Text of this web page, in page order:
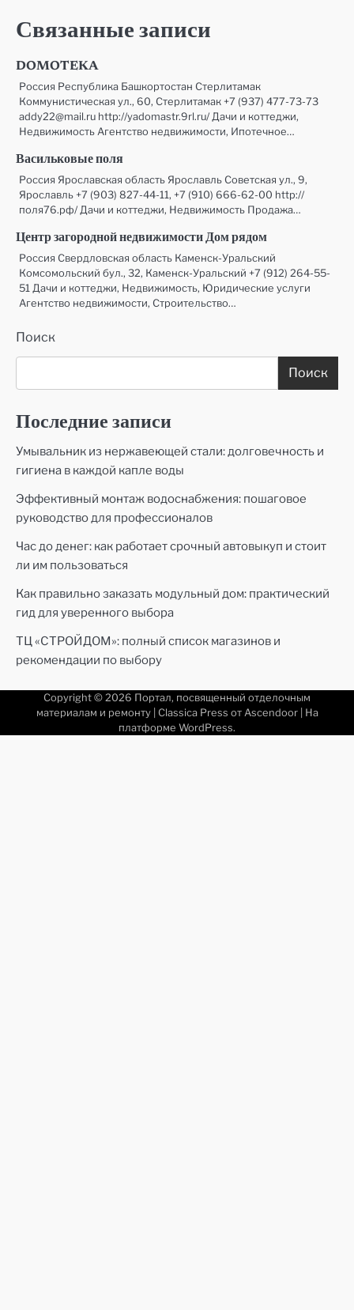
Связанные записи
DOMOTEKA
Россия Республика Башкортостан Стерлитамак
Коммунистическая ул., 60, Стерлитамак +7 (937) 477-73-73
addy22@mail.ru http://yadomastr.9rl.ru/ Дачи и коттеджи,
Недвижимость Агентство недвижимости, Ипотечное…
Васильковые поля
Россия Ярославская область Ярославль Советская ул., 9,
Ярославль +7 (903) 827-44-11, +7 (910) 666-62-00 http://
поля76.рф/ Дачи и коттеджи, Недвижимость Продажа…
Центр загородной недвижимости Дом рядом
Россия Свердловская область Каменск-Уральский
Комсомольский бул., 32, Каменск-Уральский +7 (912) 264-55-
51 Дачи и коттеджи, Недвижимость, Юридические услуги
Агентство недвижимости, Строительство…
Поиск
Поиск
Последние записи
Умывальник из нержавеющей стали: долговечность и
гигиена в каждой капле воды
Эффективный монтаж водоснабжения: пошаговое
руководство для профессионалов
Час до денег: как работает срочный автовыкуп и стоит
ли им пользоваться
Как правильно заказать модульный дом: практический
гид для уверенного выбора
ТЦ «СТРОЙДОМ»: полный список магазинов и
рекомендации по выбору
Copyright © 2026 Портал, посвященный отделочным
материалам и ремонту| Classica Press от Ascendoor| На
платформе WordPress.